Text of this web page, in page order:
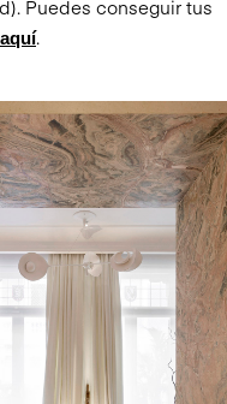
Puedes conseguir tus
.